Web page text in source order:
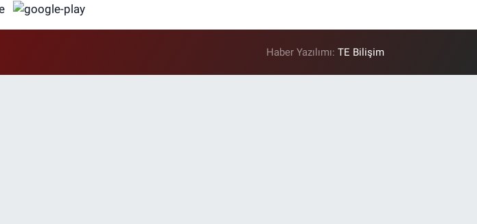
Haber Yazılımı:TE Bilişim